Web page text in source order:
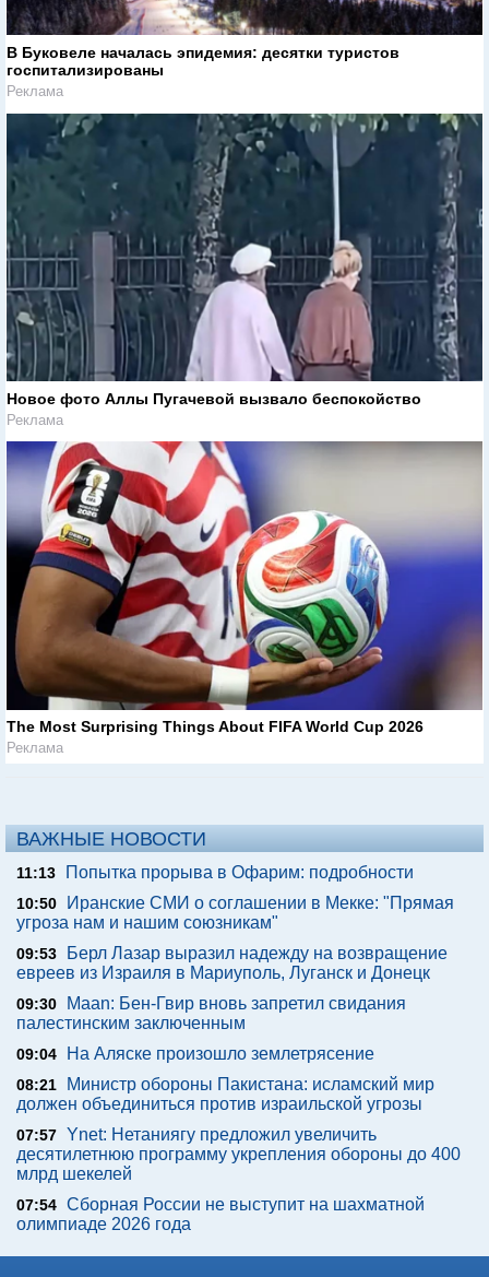
В Буковеле началась эпидемия: десятки туристов
госпитализированы
Реклама
Новое фото Аллы Пугачевой вызвало беспокойство
Реклама
The Most Surprising Things About FIFA World Cup 2026
Реклама
ВАЖНЫЕ НОВОСТИ
11:13 Попытка прорыва в Офарим: подробности
10:50
Иранские СМИ о соглашении в Мекке: "Прямая
угроза нам и нашим союзникам"
09:53
Берл Лазар выразил надежду на возвращение
евреев из Израиля в Мариуполь, Луганск и Донецк
09:30
Maan: Бен-Гвир вновь запретил свидания
палестинским заключенным
09:04 На Аляске произошло землетрясение
08:21
Министр обороны Пакистана: исламский мир
должен объединиться против израильской угрозы
07:57 Ynet: Нетаниягу предложил увеличить
десятилетнюю программу укрепления обороны до 400
млрд шекелей
07:54 Сборная России не выступит на шахматной
олимпиаде 2026 года